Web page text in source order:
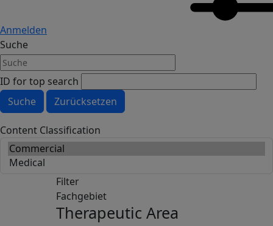
Anmelden
Suche
ID for top search
Content Classification
Filter
Fachgebiet
Therapeutic Area